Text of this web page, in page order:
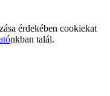
érdekében cookiekat
nkban talál.